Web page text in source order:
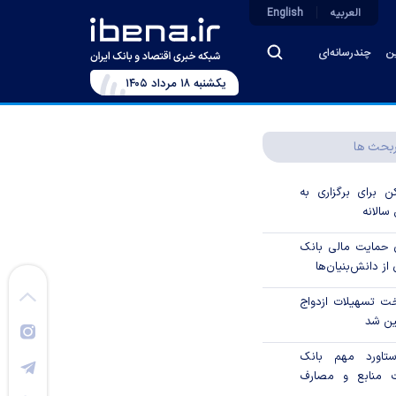
چندرسانه‌ای
العربیه English
يکشنبه ۱۸ مرداد ۱۴۰۵
ها
برای برگزاری به
درصدی حمایت مالی بانک
از دانش‌بنیان‌ها
تسهیلات ازدواج
شد
مهم بانک
منابع و مصارف